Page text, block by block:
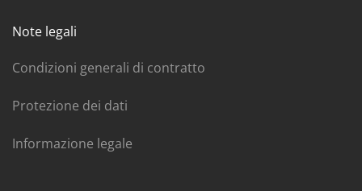
Note legali
Condizioni generali di contratto
Protezione dei dati
Informazione legale